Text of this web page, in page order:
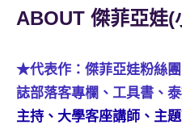
金
節
目
班
ABOUT 傑菲亞娃
★代表作：傑菲亞娃粉絲
誌部落客專欄、工具書、泰
主持、大學客座講師、主